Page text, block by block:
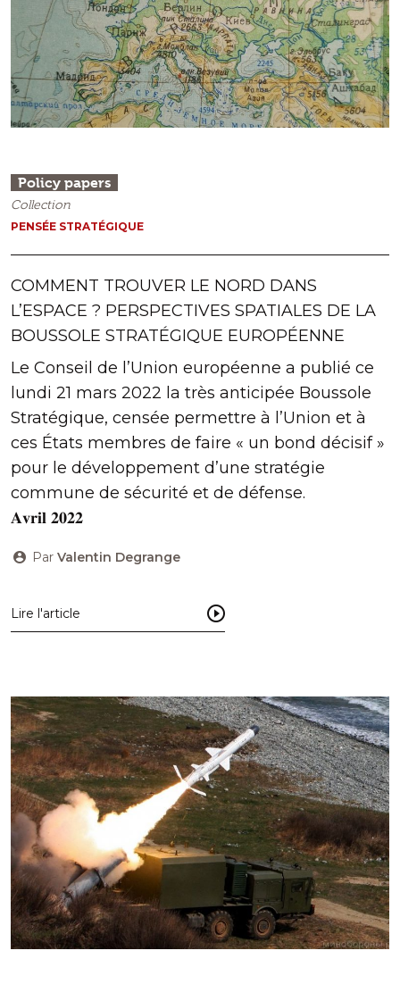
Policy papers
Collection
PENSÉE STRATÉGIQUE
COMMENT TROUVER LE NORD DANS
L’ESPACE ? PERSPECTIVES SPATIALES DE LA
BOUSSOLE STRATÉGIQUE EUROPÉENNE
Le Conseil de l’Union européenne a publié ce
lundi 21 mars 2022 la très anticipée Boussole
Stratégique, censée permettre à l’Union et à
ces États membres de faire « un bond décisif »
pour le développement d’une stratégie
commune de sécurité et de défense.
𝐀𝐯𝐫𝐢𝐥 𝟐𝟎𝟐𝟐
Par Valentin Degrange
Lire l'article